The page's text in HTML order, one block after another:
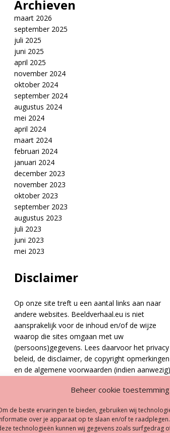
Beheer cookie toestemming
de beste ervaringen te bieden, gebruiken wij
over je apparaat op te slaan en/of te
technologieën kunnen wij gegevens zoals surfgedrag
Archieven
maart 2026
september 2025
juli 2025
juni 2025
april 2025
november 2024
oktober 2024
september 2024
augustus 2024
mei 2024
april 2024
maart 2024
februari 2024
januari 2024
december 2023
november 2023
oktober 2023
september 2023
augustus 2023
juli 2023
juni 2023
mei 2023
Disclaimer
Op onze site treft u een aantal links aan naar
andere websites. Beeldverhaal.eu is niet
aansprakelijk voor de inhoud en/of de wijze
waarop die sites omgaan met uw
(persoons)gegevens. Lees daarvoor het privacy
beleid, de disclaimer, de copyright opmerkingen
en de algemene voorwaarden (indien aanwezig)
teksten en/of afbeeldingen gebruikt die niet
snel mogelijk weten. Wij zullen deze dan, als de
claim correct is, direct verwijderen